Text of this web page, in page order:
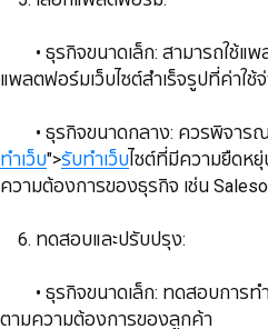
• ธุรกิจขนาดเล็ก: สามารถใช้แพ
แพลตฟอร์มเว็บไซต์สำเร็จรูปที่ค่าใช้
• ธุรกิจขนาดกลาง: ควรพิจาร
ทำเว็บ">รับทำเว็บ ไซต์ที่มีความยืดห
ความต้องการของธุรกิจ เช่น
​​​​​​​​​​​​​​​​​​​​​​​​​​​​ 6. ทดสอบและปรับปรุง:
• ธุรกิจขนาดเล็ก: ทดสอบการทำ
ตามความต้องการของลูกค้า